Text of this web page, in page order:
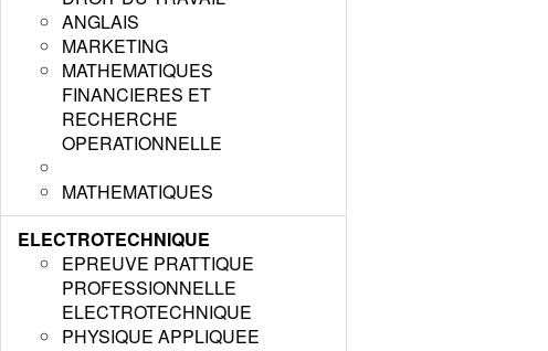
ANGLAIS
MARKETING
MATHEMATIQUES
FINANCIERES ET
RECHERCHE
OPERATIONNELLE
MATHEMATIQUES
ELECTROTECHNIQUE
EPREUVE PRATTIQUE
PROFESSIONNELLE
ELECTROTECHNIQUE
PHYSIQUE APPLIQUEE